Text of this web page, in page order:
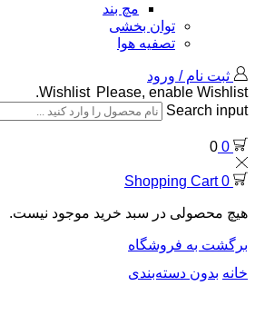
مچ بند
توان بخشی
تصفیه هوا
ثبت نام / ورود
Wishlist Please, enable Wishlist.
Search input
0
0
0
Shopping Cart
هیچ محصولی در سبد خرید موجود نیست.
برگشت به فروشگاه
خانه بدون دسته‌بندی